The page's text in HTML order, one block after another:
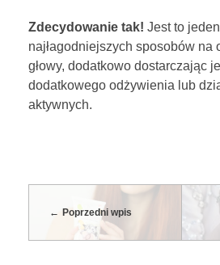
Zdecydowanie tak! Jest to
najłagodniejszych sposobów na
głowy, dodatkowo dostarczając
dodatkowego odżywienia lub
aktywnych.
Poprzedni wpis